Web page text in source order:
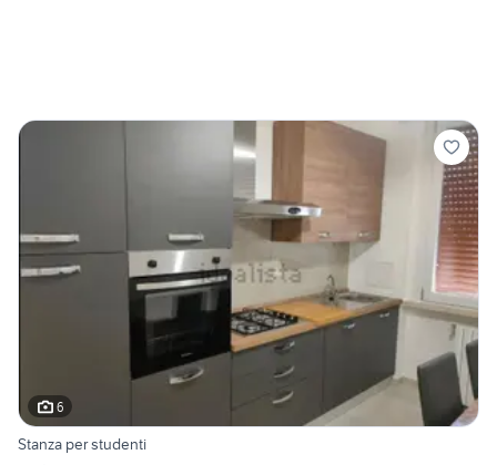
6
Stanza per studenti